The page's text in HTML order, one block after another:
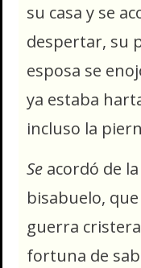
su casa y se
despertar, su
esposa se
ya estaba
incluso la
Se acordó de
bisabuelo,
guerra
fortuna de